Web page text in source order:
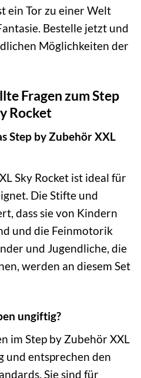
ein Tor zu einer Welt
Bestelle jetzt und
Möglichkeiten der
Fragen zum Step
Rocket
Step by Zubehör XXL
Sky Rocket ist ideal für
Die Stifte und
dass sie von Kindern
und die Feinmotorik
und Jugendliche, die
werden an diesem Set
ungiftig?
im Step by Zubehör XXL
und entsprechen den
Sie sind für